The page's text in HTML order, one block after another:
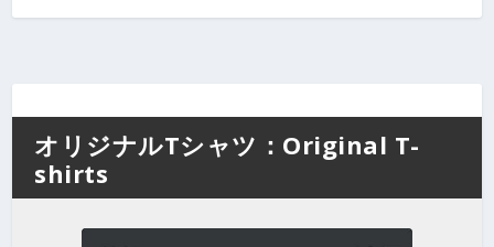
オリジナルTシャツ：Original T-
shirts